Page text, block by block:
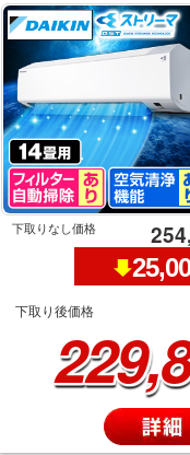
下取りなし価格
下取り後価格